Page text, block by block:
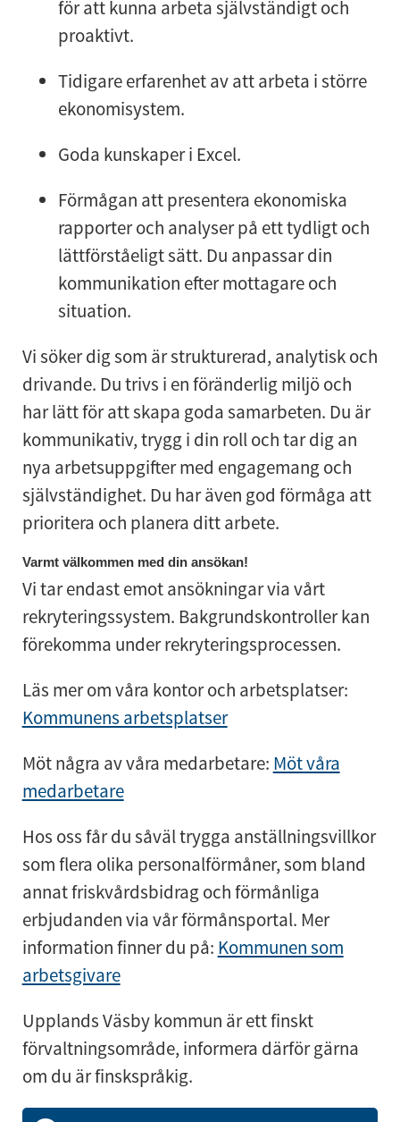
för att kunna arbeta självständigt och
proaktivt.
Tidigare erfarenhet av att arbeta i större
ekonomisystem.
Goda kunskaper i Excel.
Förmågan att presentera ekonomiska
rapporter och analyser på ett tydligt och
lättförståeligt sätt. Du anpassar din
kommunikation efter mottagare och
situation.
Vi söker dig som är strukturerad, analytisk och
drivande. Du trivs i en föränderlig miljö och
har lätt för att skapa goda samarbeten. Du är
kommunikativ, trygg i din roll och tar dig an
nya arbetsuppgifter med engagemang och
självständighet. Du har även god förmåga att
prioritera och planera ditt arbete.
Varmt välkommen med din ansökan!
Vi tar endast emot ansökningar via vårt
rekryteringssystem. Bakgrundskontroller kan
förekomma under rekryteringsprocessen.
Läs mer om våra kontor och arbetsplatser:
Kommunens arbetsplatser
Möt några av våra medarbetare: Möt våra
medarbetare
Hos oss får du såväl trygga anställningsvillkor
som flera olika personalförmåner, som bland
annat friskvårdsbidrag och förmånliga
erbjudanden via vår förmånsportal. Mer
information finner du på: Kommunen som
arbetsgivare
Upplands Väsby kommun är ett finskt
förvaltningsområde, informera därför gärna
om du är finskspråkig.